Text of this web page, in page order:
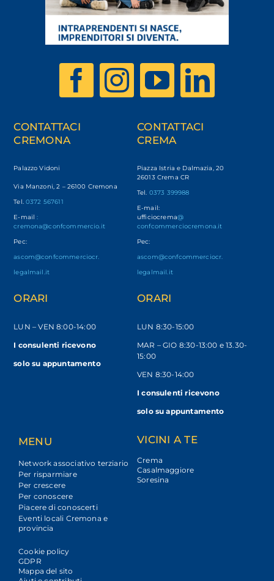
CONTATTACI
CREMONA
Palazzo Vidoni
Via Manzoni, 2 – 26100 Cremona
Tel. 0372 567611
E-mail:
cremona@confcommercio.it
Pec:
ascom@confcommerciocr.
legalmail.it
ORARI
LUN – VEN8:00-14:00
I consulenti ricevono
solosu appuntamento
CONTATTACI
CREMA
Piazza Istria e Dalmazia, 20
26013 Crema CR
Tel. 0373 399988
E-mail:
ufficiocrema@
confcommerciocremona.it
Pec:
ascom@confcommerciocr.
legalmail.it
ORARI
LUN 8:30-15:00
MAR – GIO 8:30-13:00 e 13.30-
15:00
VEN 8:30-14:00
I consulenti ricevono
solo su appuntamento
MENU
Network associativo terziario
Per risparmiare
Per crescere
Per conoscere
Piacere di conoscerti
Eventi locali Cremona e
provincia
Cookie policy
GDPR
Mappa del sito
VICINI A TE
Crema
Casalmaggiore
Soresina